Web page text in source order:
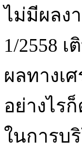
ไม่มีผลง
1/2558
ผลทางเ
อย่างไร
ในการบ